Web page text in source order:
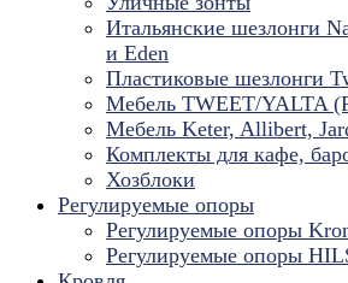
Итальянские шезлонги
и Eden
Пластиковые шезлонги
Мебель TWEET/YALTA
Мебель Keter, Allibert,
Комплекты для кафе,
Хозблоки
Регулируемые опоры
Регулируемые опоры
Регулируемые опоры